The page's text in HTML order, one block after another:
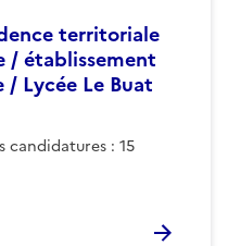
territoriale
établissement
Lycée Le Buat
: 15